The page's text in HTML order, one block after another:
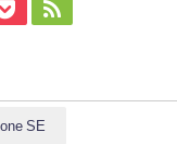
SE